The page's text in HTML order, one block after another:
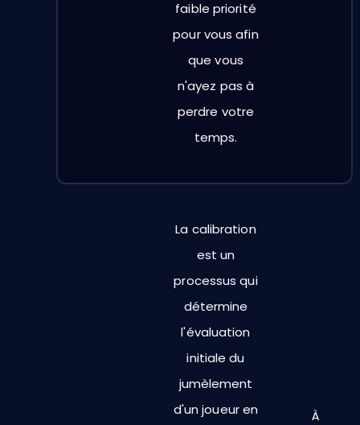
faible priorité
pour vous afin
que vous
n'ayez pas à
perdre votre
temps.
La calibration
est un
processus qui
détermine
l'évaluation
initiale du
jumèlement
d'un joueur en
À